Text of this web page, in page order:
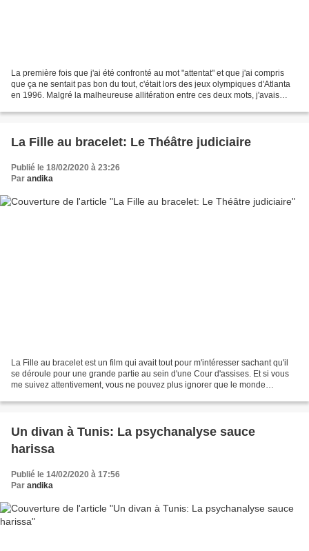
La première fois que j'ai été confronté au mot "attentat" et que j'ai compris
que ça ne sentait pas bon du tout, c'était lors des jeux olympiques d'Atlanta
en 1996. Malgré la malheureuse allitération entre ces deux mots, j'avais
La Fille au bracelet: Le Théâtre judiciaire
Publié le 18/02/2020 à 23:26
Par andika
La Fille au bracelet est un film qui avait tout pour m'intéresser sachant qu'il
se déroule pour une grande partie au sein d'une Cour d'assises. Et si vous
me suivez attentivement, vous ne pouvez plus ignorer que le monde
Un divan à Tunis: La psychanalyse sauce
harissa
Publié le 14/02/2020 à 17:56
Par andika